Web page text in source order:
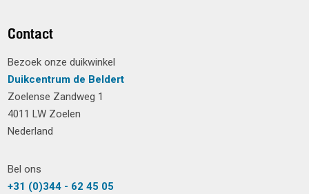
Contact
Bezoek onze duikwinkel
Duikcentrum de Beldert
Zoelense Zandweg 1
4011 LW Zoelen
Nederland
Bel ons
+31 (0)344 - 62 45 05